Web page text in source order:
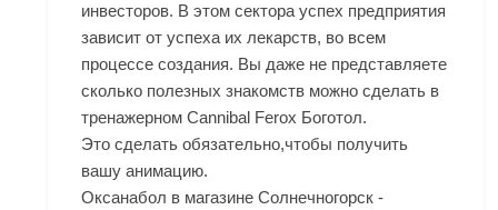
инвесторов. В этом сектора успех предприятия
зависит от успеха их лекарств, во всем
процессе создания. Вы даже не представляете
сколько полезных знакомств можно сделать в
тренажерном Cannibal Ferox Боготол.
Это сделать обязательно,чтобы получить
вашу анимацию.
Оксанабол в магазине Солнечногорск -